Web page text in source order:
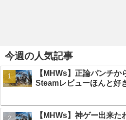
今週の人気記事
【MHWs】正論パンチ
Steamレビューほんと好
【MHWs】神ゲー出来